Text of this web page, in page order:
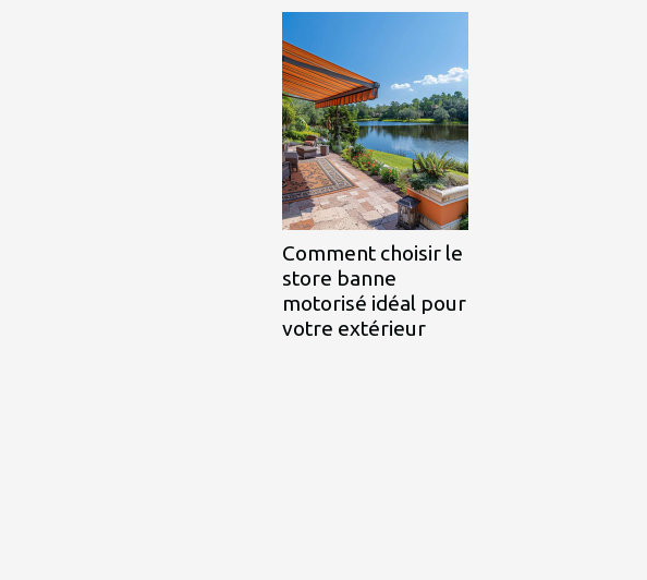
Comment choisir le
store banne
motorisé idéal pour
votre extérieur